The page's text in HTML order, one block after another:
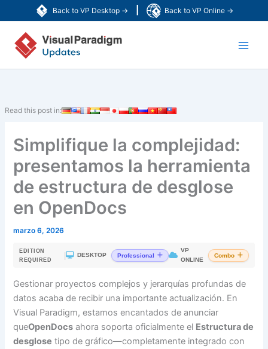
Back to VP Desktop → Back to VP Online →
al
contenido
Read this post in:
Simplifique la complejidad:
presentamos la herramienta
de estructura de desglose
en OpenDocs
marzo 6, 2026
EDITION
REQUIRED
DESKTOP Professional
VP
ONLINE
Combo
Gestionar proyectos complejos y jerarquías profundas de
datos acaba de recibir una importante actualización. En
Visual Paradigm, estamos encantados de anunciar
queOpenDocs ahora soporta oficialmente el Estructura de
desglose tipo de gráfico—completamente integrado con